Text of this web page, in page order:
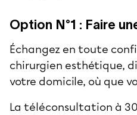
Option N°1 : Faire
Échangez en toute
chirurgien esthétique,
votre domicile, où que
La téléconsultation à